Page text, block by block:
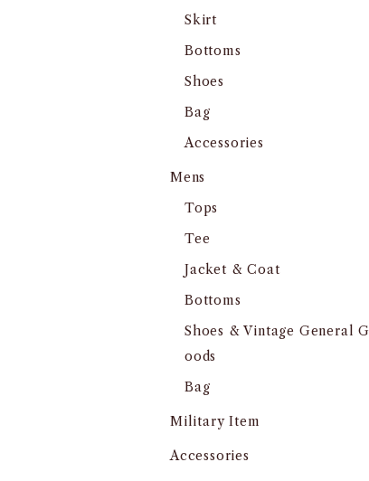
Skirt
Bottoms
Shoes
Bag
Accessories
Mens
Tops
Tee
Jacket & Coat
Bottoms
Shoes & Vintage General G
oods
Bag
Military Item
Accessories